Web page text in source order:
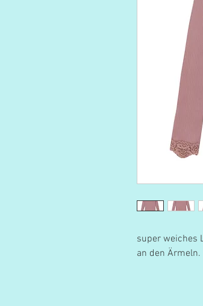
super weiches
an den Ärmeln.